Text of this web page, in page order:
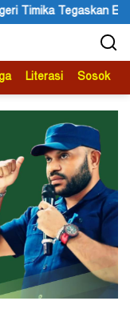
Ulang
Literasi Sosok